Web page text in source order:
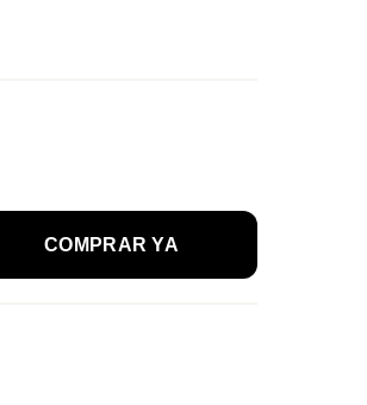
COMPRAR YA